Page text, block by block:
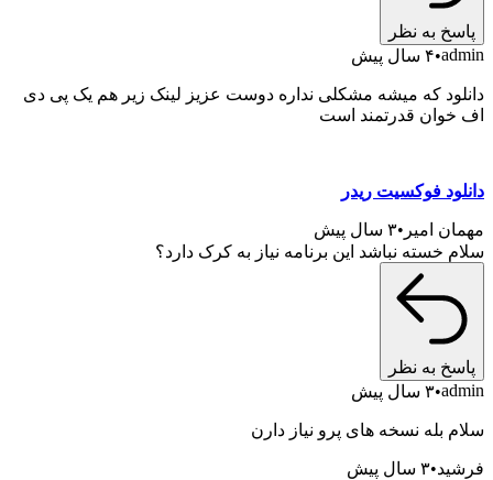
به نظر
۴ سال پیش
که میشه مشکلی نداره دوست عزیز لینک زیر هم یک پی دی
قدرتمند است
فوکسیت ریدر
امیر
۳ سال پیش
خسته نباشد این برنامه نیاز به کرک دارد؟
به نظر
۳ سال پیش
بله نسخه های پرو نیاز دارن
۳ سال پیش